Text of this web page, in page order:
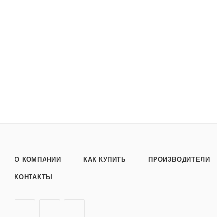
О КОМПАНИИ КАК КУПИТЬ ПРОИЗВОДИТЕЛИ
КОНТАКТЫ